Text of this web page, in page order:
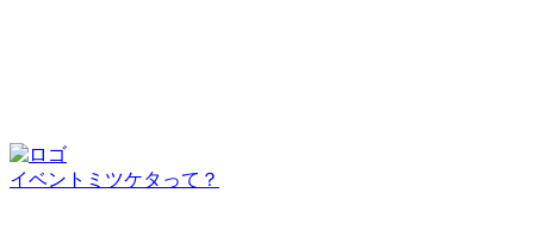
イベントミツケタって？